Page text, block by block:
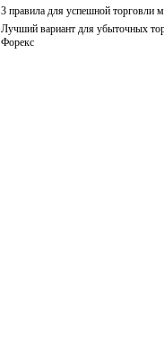
3 правила для успешной торговли
Лучший вариант для убыточных
Форекс